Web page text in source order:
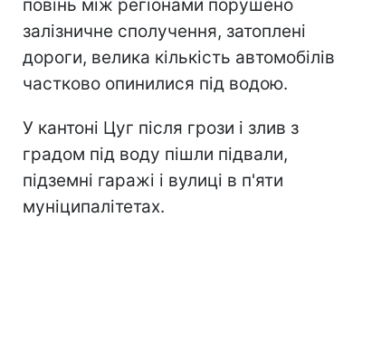
повінь між регіонами порушено
залізничне сполучення, затоплені
дороги, велика кількість автомобілів
частково опинилися під водою.
У кантоні Цуг після грози і злив з
градом під воду пішли підвали,
підземні гаражі і вулиці в п'яти
муніципалітетах.